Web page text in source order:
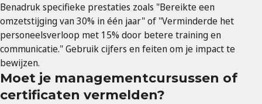
Benadruk specifieke prestaties zoals "Bereikte een
omzetstijging van 30% in één jaar" of "Verminderde het
personeelsverloop met 15% door betere training en
communicatie." Gebruik cijfers en feiten om je impact te
bewijzen.
Moet je managementcursussen of
certificaten vermelden?